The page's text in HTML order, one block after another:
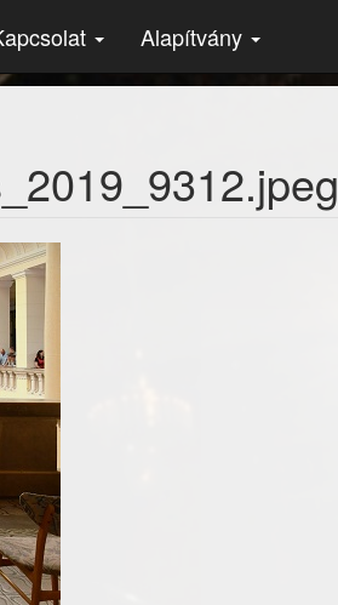
Alapítvány